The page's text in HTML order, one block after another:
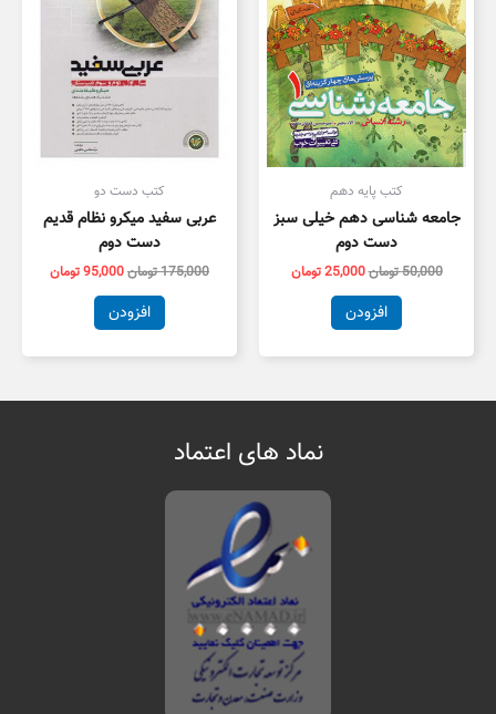
کتب پایه دهم
جامعه شناسی دهم خیلی سبز
دست دوم
50,000تومان25,000تومان
افزودن
کتب دست دو
عربی سفید میکرو نظام قدیم
دست دوم
175,000تومان95,000تومان
افزودن
نماد های اعتماد